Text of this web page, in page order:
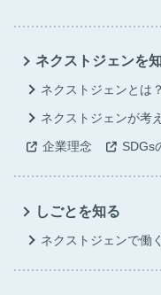
ネクストジェンを
ネクストジェンとは？
ネクストジェンが考
企業理念
SDGs
しごとを知る
ネクストジェンで働